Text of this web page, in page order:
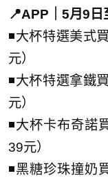
📍APP｜5月9日
◾大杯特選美式
元）
◾大杯特選拿鐵
元）
◾大杯卡布奇諾
39元）
◾黑糖珍珠撞奶